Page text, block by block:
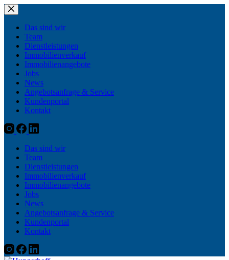
Zum
Inhalt
springenDas sind wir
Team
Dienstleistungen
Immobilienverkauf
Immobilienangebote
Jobs
News
Angebotsanfrage & Service
Kundenportal
Kontakt
Das sind wir
Team
Dienstleistungen
Immobilienverkauf
Immobilienangebote
Jobs
News
Angebotsanfrage & Service
Kundenportal
Kontakt